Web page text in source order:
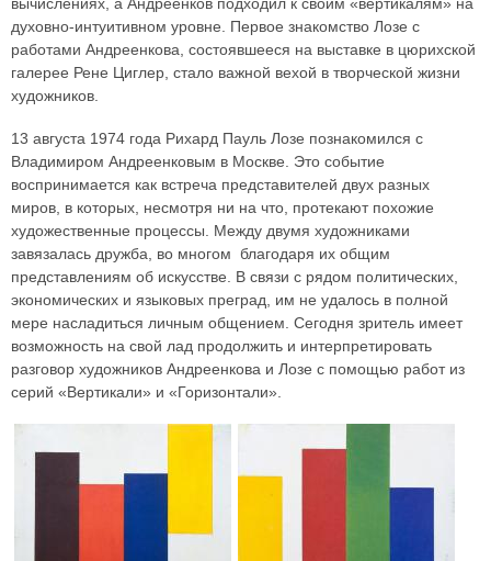
духовно-интуитивном уровне. Первое знакомство Лозе с
работами Андреенкова, состоявшееся на выставке в цюрихской
галерее Рене Циглер, стало важной вехой в творческой жизни
художников.
13 августа 1974 года Рихард Пауль Лозе познакомился с
Владимиром Андреенковым в Москве. Это событие
воспринимается как встреча представителей двух разных
миров, в которых, несмотря ни на что, протекают похожие
художественные процессы. Между двумя художниками
завязалась дружба, во многом благодаря их общим
представлениям об искусстве. В связи с рядом политических,
экономических и языковых преград, им не удалось в полной
мере насладиться личным общением. Сегодня зритель имеет
возможность на свой лад продолжить и интерпретировать
разговор художников Андреенкова и Лозе с помощью работ из
серий «Вертикали» и «Горизонтали».